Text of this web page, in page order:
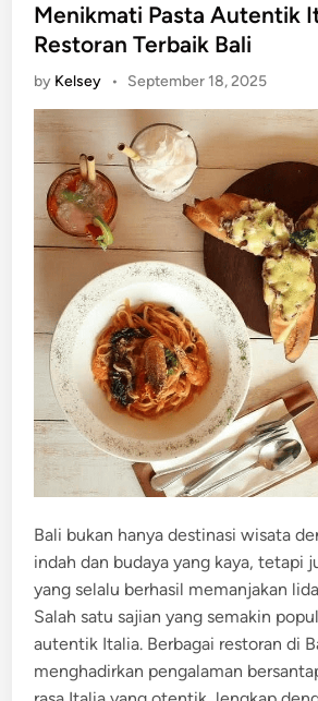
s
t
d
Menikmati Pasta Autentik
Restoran Terbaik Bali
by Kelsey • September 18, 2025
Bali bukan hanya destinasi wisata
indah dan budaya yang kaya, tetapi
yang selalu berhasil memanjakan
Salah satu sajian yang semakin
autentik Italia. Berbagai restoran di
menghadirkan pengalaman